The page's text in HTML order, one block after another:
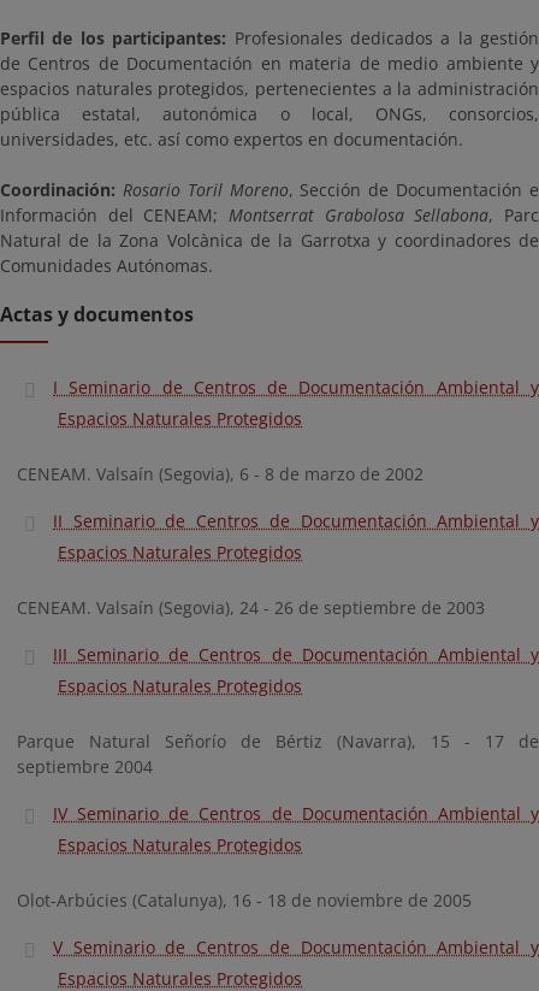
Perfil de los participantes: Profesionales dedicados a la gestión
de Centros de Documentación en materia de medio ambiente y
espacios naturales protegidos, pertenecientes a la administración
pública estatal, autonómica o local, ONGs, consorcios,
universidades, etc. así como expertos en documentación.
Coordinación: Rosario Toril Moreno, Sección de Documentación e
Información del CENEAM; Montserrat Grabolosa Sellabona, Parc
Natural de la Zona Volcànica de la Garrotxa y coordinadores de
Comunidades Autónomas.
Actas y documentos
I Seminario de Centros de Documentación Ambiental y
Espacios Naturales Protegidos
CENEAM. Valsaín (Segovia), 6 - 8 de marzo de 2002
II Seminario de Centros de Documentación Ambiental y
Espacios Naturales Protegidos
CENEAM. Valsaín (Segovia), 24 - 26 de septiembre de 2003
III Seminario de Centros de Documentación Ambiental y
Espacios Naturales Protegidos
Parque Natural Señorío de Bértiz (Navarra), 15 - 17 de
septiembre 2004
IV Seminario de Centros de Documentación Ambiental y
Espacios Naturales Protegidos
Olot-Arbúcies (Catalunya), 16 - 18 de noviembre de 2005
V Seminario de Centros de Documentación Ambiental y
Espacios Naturales Protegidos